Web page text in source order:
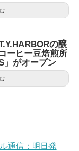
の醸
ーヒー豆焙煎所
」がオープン
通信：明日発